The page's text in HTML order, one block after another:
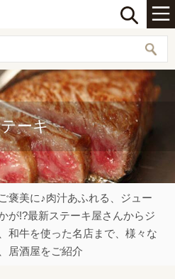
ーキ
褒美に♪肉汁あふれる、ジュー
が!?最新ステーキ屋さんからジ
和牛を使った名店まで、様々な
居酒屋をご紹介